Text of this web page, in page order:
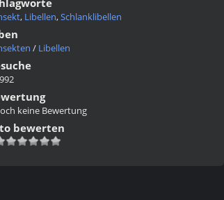
, Libellen,Schlanklibellen
/ Libellen
keine Bewertung
bewerten